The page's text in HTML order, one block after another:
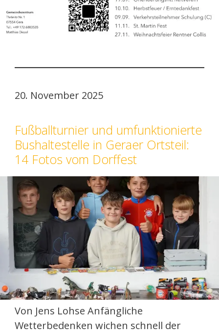
20. November 2025
Fußballturnier und umfunktionierte
Bushaltestelle in Geraer Ortsteil:
14 Fotos vom Dorffest
Von Jens Lohse Anfängliche
Wetterbedenken wichen schnell der